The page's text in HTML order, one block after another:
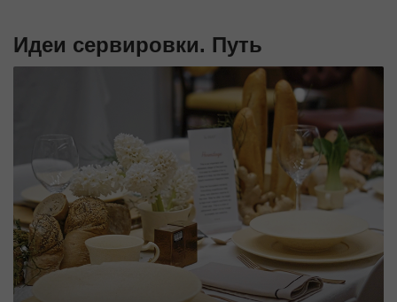
Идеи сервировки. Путь